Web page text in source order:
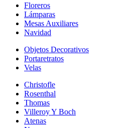
Floreros
Lámparas
Mesas Auxiliares
Navidad
Objetos Decorativos
Portaretratos
Velas
Christofle
Rosenthal
Thomas
Villeroy Y Boch
Atenas